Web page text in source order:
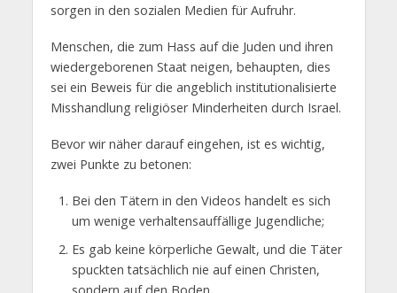
sorgen in den sozialen Medien für Aufruhr.
Menschen, die zum Hass auf die Juden und ihren
wiedergeborenen Staat neigen, behaupten, dies
sei ein Beweis für die angeblich institutionalisierte
Misshandlung religiöser Minderheiten durch Israel.
Bevor wir näher darauf eingehen, ist es wichtig,
zwei Punkte zu betonen:
Bei den Tätern in den Videos handelt es sich
um wenige verhaltensauffällige Jugendliche;
Es gab keine körperliche Gewalt, und die Täter
spuckten tatsächlich nie auf einen Christen,